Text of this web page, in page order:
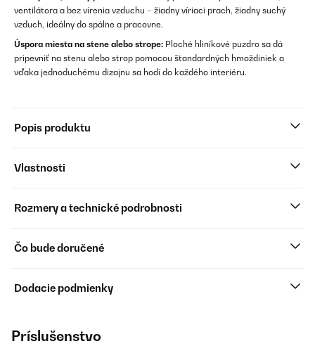
ventilátora a bez vírenia vzduchu – žiadny víriaci prach, žiadny suchý
vzduch, ideálny do spálne a pracovne.
Úspora miesta na stene alebo strope: Ploché hliníkové puzdro sa dá
pripevniť na stenu alebo strop pomocou štandardných hmoždiniek a
vďaka jednoduchému dizajnu sa hodí do každého interiéru.
Popis produktu
Vlastnosti
Rozmery a technické podrobnosti
Čo bude doručené
Dodacie podmienky
Príslušenstvo